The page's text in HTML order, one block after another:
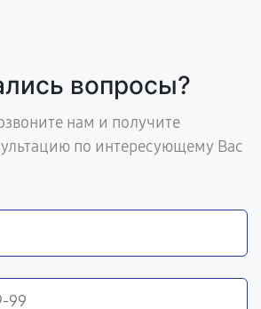
вопросы?
нам и получите
по интересующему Вас